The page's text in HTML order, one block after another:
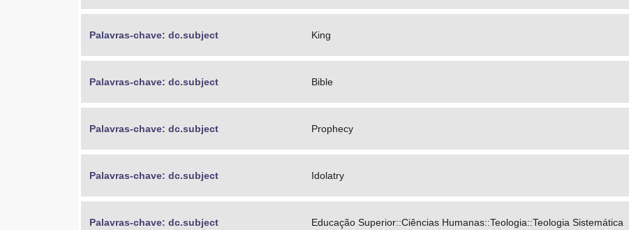
Palavras-chave: dc.subject King
Palavras-chave: dc.subject Bible
Palavras-chave: dc.subject Prophecy
Palavras-chave: dc.subject Idolatry
Palavras-chave: dc.subject Educação Superior::Ciências Humanas::Teologia::Teologia Sistemática